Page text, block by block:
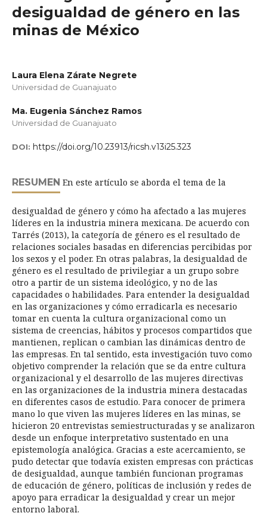
desigualdad de género en las
minas de México
Laura Elena Zárate Negrete
Universidad de Guanajuato
Ma. Eugenia Sánchez Ramos
Universidad de Guanajuato
DOI: https://doi.org/10.23913/ricsh.v13i25.323
RESUMEN En este artículo se aborda el tema de la
desigualdad de género y cómo ha afectado a las mujeres
líderes en la industria minera mexicana. De acuerdo con
Tarrés (2013), la categoría de género es el resultado de
relaciones sociales basadas en diferencias percibidas por
los sexos y el poder. En otras palabras, la desigualdad de
género es el resultado de privilegiar a un grupo sobre
otro a partir de un sistema ideológico, y no de las
capacidades o habilidades. Para entender la desigualdad
en las organizaciones y cómo erradicarla es necesario
tomar en cuenta la cultura organizacional como un
sistema de creencias, hábitos y procesos compartidos que
mantienen, replican o cambian las dinámicas dentro de
las empresas. En tal sentido, esta investigación tuvo como
objetivo comprender la relación que se da entre cultura
organizacional y el desarrollo de las mujeres directivas
en las organizaciones de la industria minera destacadas
en diferentes casos de estudio. Para conocer de primera
mano lo que viven las mujeres líderes en las minas, se
hicieron 20 entrevistas semiestructuradas y se analizaron
desde un enfoque interpretativo sustentado en una
epistemología analógica. Gracias a este acercamiento, se
pudo detectar que todavía existen empresas con prácticas
de desigualdad, aunque también funcionan programas
de educación de género, políticas de inclusión y redes de
apoyo para erradicar la desigualdad y crear un mejor
entorno laboral.